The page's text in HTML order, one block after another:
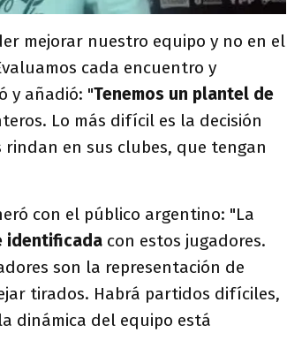
mejorar nuestro equipo y no en el
cada encuentro y
y añadió: "Tenemos un plantel de
Lo más difícil es la decisión
en sus clubes, que tengan
con el público argentino: "La
identificada con estos jugadores.
son la representación de
tirados. Habrá partidos difíciles,
dinámica del equipo está